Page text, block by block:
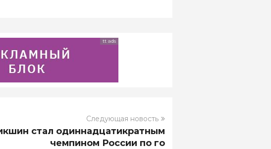
tt ads
Следующая новость
стал одиннадцатикратным
чемпином России по го